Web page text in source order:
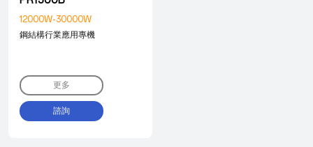
12000W-30000W
鋼結構行業應用專機
更多
諮詢